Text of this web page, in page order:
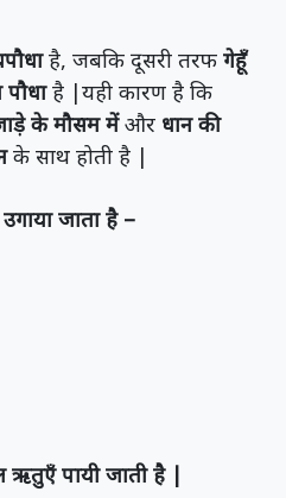
है, जबकि दूसरी तरफ गेहूँ
है |यही कारण है कि
के मौसम मेंऔर धान की
के साथ होती है |
जाता है –
ऋतुएँ पायी जाती है |